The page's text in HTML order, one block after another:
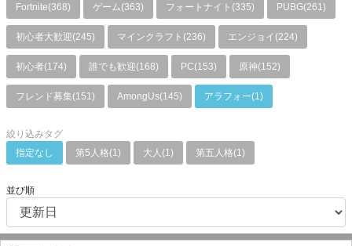
Fortnite(368) ゲーム(363) フォートナイト(335) PUBG(261)
初心者大歓迎(245) マインクラフト(236) エンジョイ(224)
初心者(174) 誰でも歓迎(168) PC(153) 原神(152)
フレンド募集(151) AmongUs(145) アラフォー(1)
絞り込みタグ
指定なし
第5人格(1) 大人(1) 第五人格(1)
並び順